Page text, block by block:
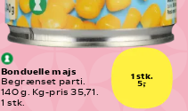
1 stk.
5,-
Bonduelle majs
Begrænset parti.
140 g. Kg-pris 35,71.
1 stk.